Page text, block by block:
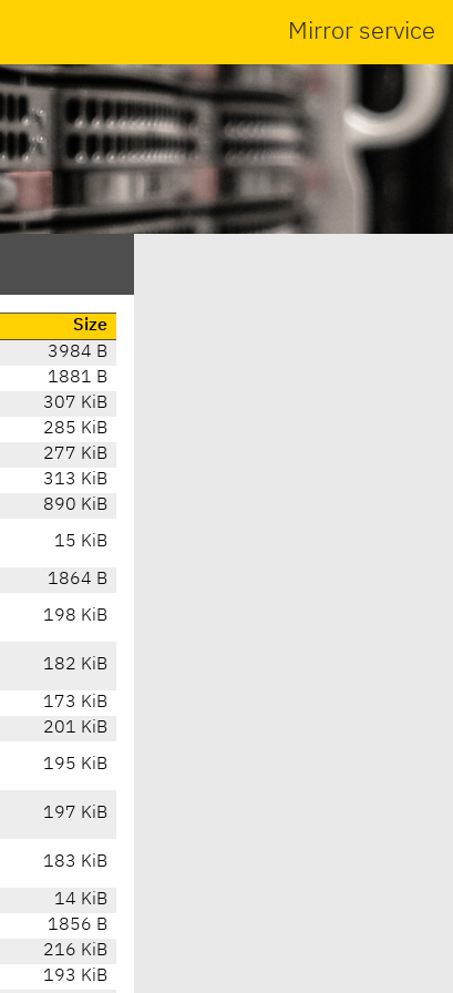
Mirror service
Size
3984 B
1881 B
307 KiB
285 KiB
277 KiB
313 KiB
890 KiB
15 KiB
1864 B
198 KiB
182 KiB
173 KiB
201 KiB
195 KiB
197 KiB
183 KiB
14 KiB
1856 B
216 KiB
193 KiB